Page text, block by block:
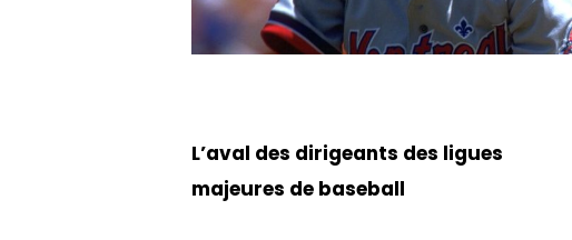
L’aval des dirigeants des ligues
majeures de baseball